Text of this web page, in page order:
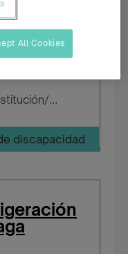
...
discapacidad
All Cookies